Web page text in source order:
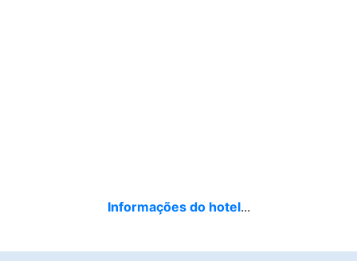
Informações do hotel...